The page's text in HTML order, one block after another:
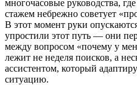
многочасовые руководства,
стажем небрежно советует
В этот момент руки
упростили этот путь — они
между вопросом «почему у
лежит не неделя поисков, а
ассистентом, который
ситуацию.